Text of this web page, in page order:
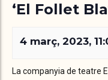
‘El Follet
4 març, 2023,
La companyia de teatre